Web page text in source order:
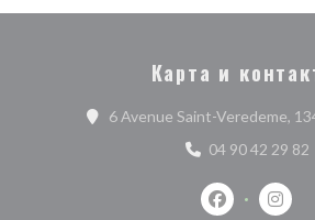
Карта и
6 Avenue Saint-Veredeme,
04 90 42 29 82
Facebook